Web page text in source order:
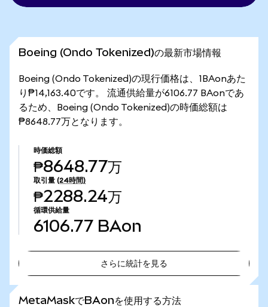
Boeing (Ondo Tokenized)の最新市場情報
Boeing (Ondo Tokenized)の現行価格は、1BAonあた
り₱14,163.40です。 流通供給量が6106.77 BAonであ
るため、Boeing (Ondo Tokenized)の時価総額は
₱8648.77万となります。
時価総額
₱8648.77万
取引量 (24時間)
₱2288.24万
循環供給量
6106.77 BAon
さらに統計を見る
MetaMaskでBAonを使用する方法